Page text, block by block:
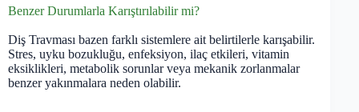
Benzer Durumlarla Karıştırılabilir mi?
Diş Travması bazen farklı sistemlere ait belirtilerle karışabilir.
Stres, uyku bozukluğu, enfeksiyon, ilaç etkileri, vitamin
eksiklikleri, metabolik sorunlar veya mekanik zorlanmalar
benzer yakınmalara neden olabilir.